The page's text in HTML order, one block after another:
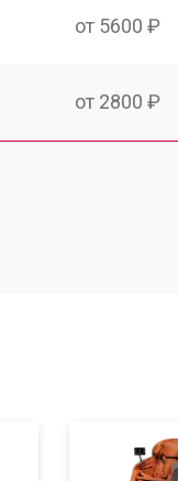
от 5600 ₽
от 2800 ₽